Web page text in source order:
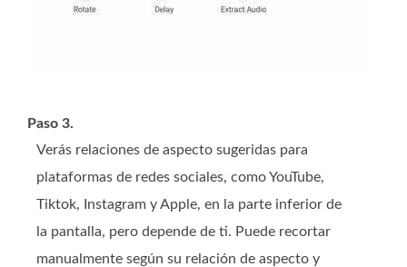
Paso 3.
Verás relaciones de aspecto sugeridas para
plataformas de redes sociales, como YouTube,
Tiktok, Instagram y Apple, en la parte inferior de
la pantalla, pero depende de ti. Puede recortar
manualmente según su relación de aspecto y